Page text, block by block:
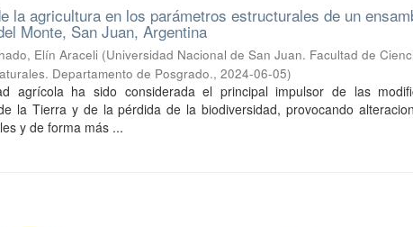
la agricultura en los parámetros estructurales de un
Monte, San Juan, Argentina
Elín Araceli (Universidad Nacional de San Juan. Facultad de
Departamento de Posgrado.,2024-06-05)
agrícola ha sido considerada el principal impulsor de las
la Tierra y de la pérdida de la biodiversidad, provocando
y de forma más ...